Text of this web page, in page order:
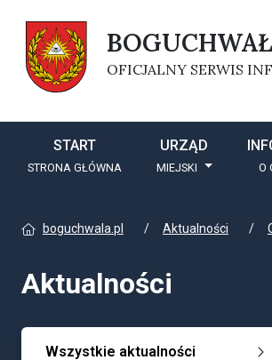
OFICJALNY SERWIS
START
STRONA GŁÓWNA
URZĄD
MIEJSKI O
boguchwala.pl Aktualności
Aktualności
Wszystkie aktualności